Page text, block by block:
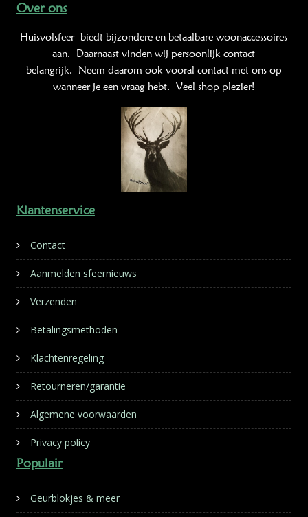
Over ons
Huisvolsfeer biedt bijzondere en betaalbare woonaccessoires
aan. Daarnaast vinden wij persoonlijk contact
belangrijk. Neem daarom ook vooral contact met ons op
wanneer je een vraag hebt. Veel shop plezier!
Klantenservice
Contact
Aanmelden sfeernieuws
Verzenden
Betalingsmethoden
Klachtenregeling
Retourneren/garantie
Algemene voorwaarden
Privacy policy
Populair
Geurblokjes & meer